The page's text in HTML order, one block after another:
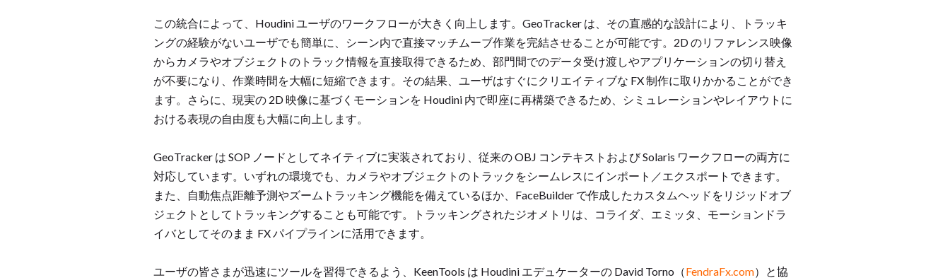
この統合によって、Houdini ユーザのワークフローが大きく向上します。GeoTracker は、その直感的な設計により、トラッキ
ングの経験がないユーザでも簡単に、シーン内で直接マッチムーブ作業を完結させることが可能です。2D のリファレンス映像
からカメラやオブジェクトのトラック情報を直接取得できるため、部門間でのデータ受け渡しやアプリケーションの切り替え
が不要になり、作業時間を大幅に短縮できます。その結果、ユーザはすぐにクリエイティブな FX 制作に取りかかることができ
ます。さらに、現実の 2D 映像に基づくモーションを Houdini 内で即座に再構築できるため、シミュレーションやレイアウトに
おける表現の自由度も大幅に向上します。
GeoTracker は SOP ノードとしてネイティブに実装されており、従来の OBJ コンテキストおよび Solaris ワークフローの両方に
対応しています。いずれの環境でも、カメラやオブジェクトのトラックをシームレスにインポート／エクスポートできます。
また、自動焦点距離予測やズームトラッキング機能を備えているほか、FaceBuilder で作成したカスタムヘッドをリジッドオブ
ジェクトとしてトラッキングすることも可能です。トラッキングされたジオメトリは、コライダ、エミッタ、モーションドラ
イバとしてそのまま FX パイプラインに活用できます。
ユーザの皆さまが迅速にツールを習得できるよう、KeenTools は Houdini エデュケーターの David Torno（FendraFx.com）と協